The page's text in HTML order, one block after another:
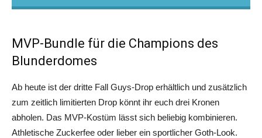
MVP-Bundle für die Champions des
Blunderdomes
Ab heute ist der dritte Fall Guys-Drop erhältlich und zusätzlich
zum zeitlich limitierten Drop könnt ihr euch drei Kronen
abholen. Das MVP-Kostüm lässt sich beliebig kombinieren.
Athletische Zuckerfee oder lieber ein sportlicher Goth-Look.